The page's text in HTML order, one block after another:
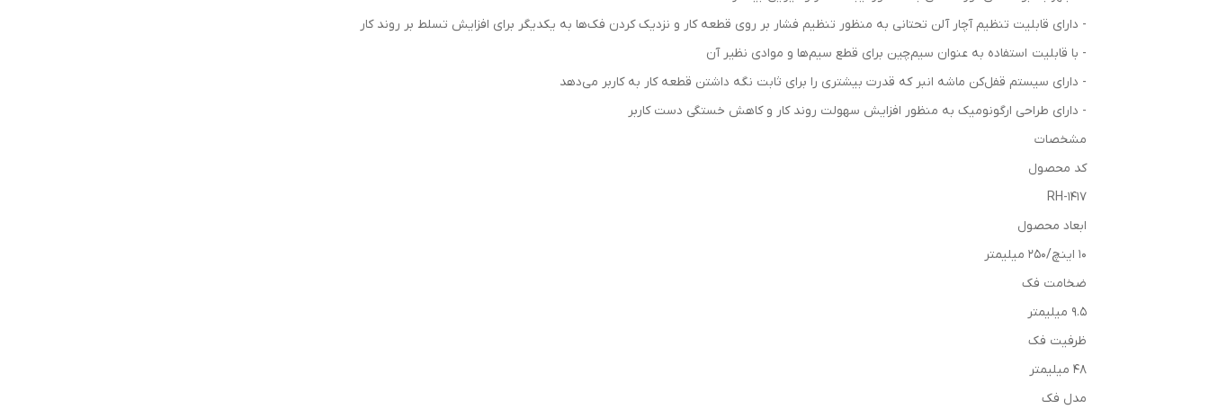
- دارای قابلیت تنظیم آچار آلن تحتانی به منظور تنظیم فشار بر روی قطعه کار و نزدیک کردن فک‌ها به یکدیگر برای افزایش تسلط بر روند کار
- با قابلیت استفاده به عنوان سیم‌چین برای قطع سیم‌ها و موادی نظیر آن
- دارای سیستم قفل‌کن ماشه انبر که قدرت بیشتری را برای ثابت نگه داشتن قطعه کار به کاربر می‌دهد
- دارای طراحی ارگونومیک به منظور افزایش سهولت روند کار و کاهش خستگی دست کاربر
مشخصات
کد محصول
RH-1417
ابعاد محصول
10 اینچ/250 میلیمتر
ضخامت فک
9.5 میلیمتر
ظرفیت فک
48 میلیمتر
مدل فک